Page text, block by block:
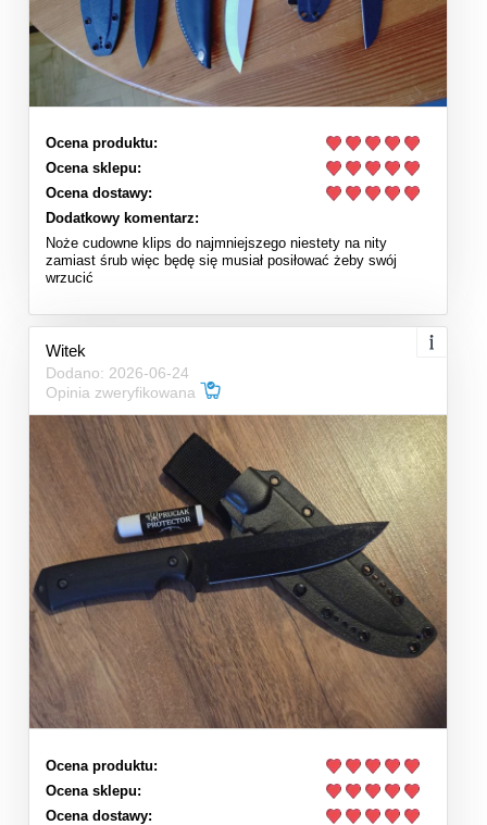
Ocena produktu:
Ocena sklepu:
Ocena dostawy:
Dodatkowy komentarz:
Noże cudowne klips do najmniejszego niestety na nity
zamiast śrub więc będę się musiał posiłować żeby swój
wrzucić
Witek
Dodano: 2026-06-24
Opinia zweryfikowana
Ocena produktu:
Ocena sklepu:
Ocena dostawy: